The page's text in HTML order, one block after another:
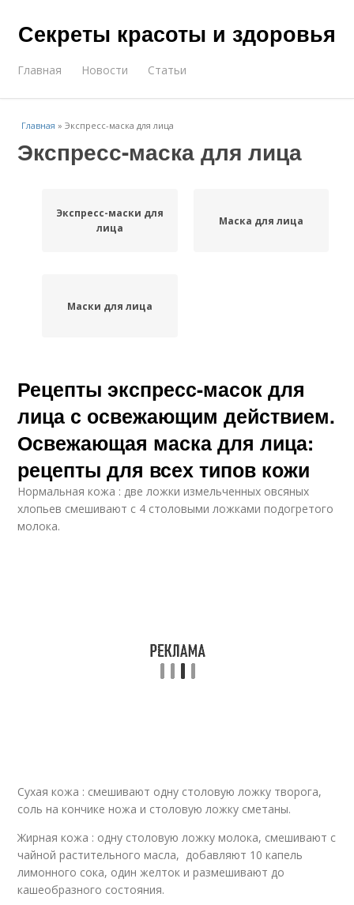
Секреты красоты и здоровья
Главная Новости Статьи
Главная »Экспресс-маска для лица
Экспресс-маска для лица
Экспресс-маски для
лица
Маска для лица
Маски для лица
Рецепты экспресс-масок для
лица с освежающим действием.
Освежающая маска для лица:
рецепты для всех типов кожи
Нормальная кожа : две ложки измельченных овсяных
хлопьев смешивают с 4 столовыми ложками подогретого
молока.
Сухая кожа : смешивают одну столовую ложку творога,
соль на кончике ножа и столовую ложку сметаны.
Жирная кожа : одну столовую ложку молока, смешивают с
чайной растительного масла, добавляют 10 капель
лимонного сока, один желток и размешивают до
кашеобразного состояния.